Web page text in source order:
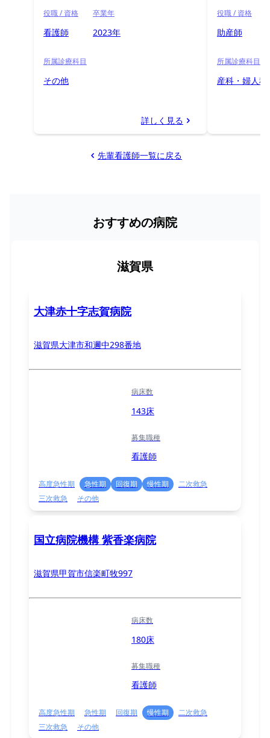
役職 / 資格
看護師
卒業年
2023年
所属診療科目
その他
詳しく見る
役職 / 資格
助産師
所属診療科目
産科・婦人科
先輩看護師一覧に戻る
おすすめの病院
滋賀県
大津赤十字志賀病院
滋賀県大津市和邇中298番地
病床数
143床
募集職種
看護師
高度急性期 急性期 回復期 慢性期
二次救急
三次救急
その他
国立病院機構 紫香楽病院
滋賀県甲賀市信楽町牧997
病床数
180床
募集職種
看護師
高度急性期 急性期 回復期 慢性期
二次救急
三次救急
その他